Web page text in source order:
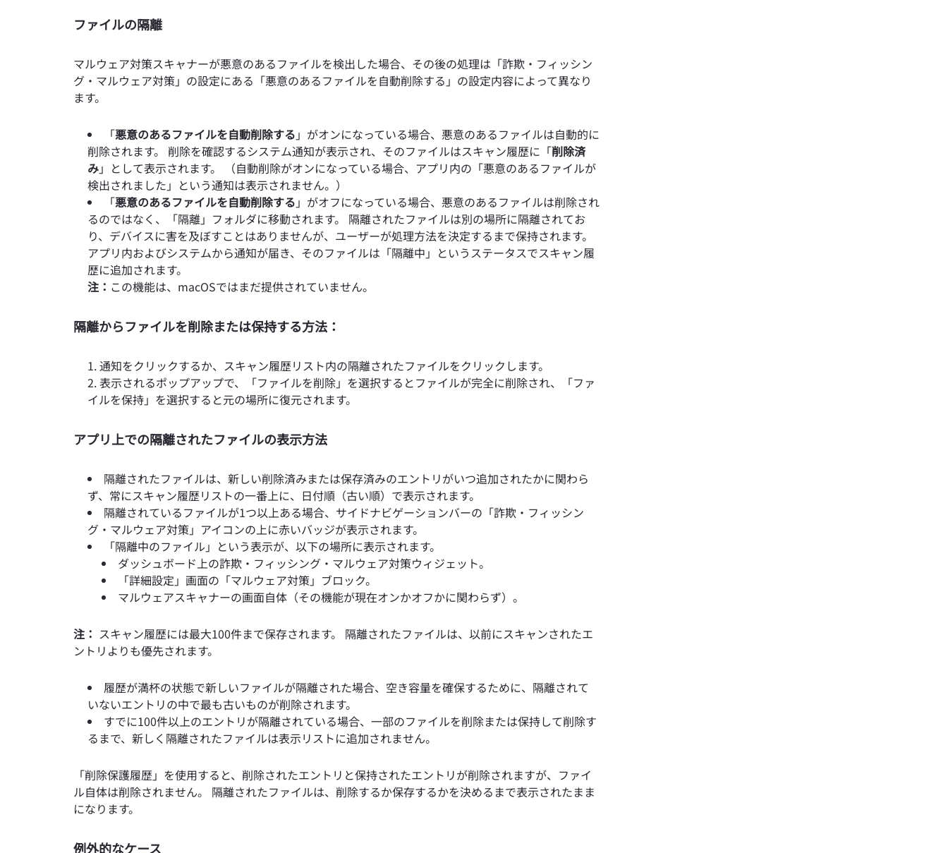
ファイルの隔離
マルウェア対策スキャナーが悪意のあるファイルを検出した場合、その後の処理は「詐欺・フィッシン
グ・マルウェア対策」の設定にある「悪意のあるファイルを自動削除する」の設定内容によって異なり
ます。
「悪意のあるファイルを自動削除する 」がオンになっている場合、悪意のあるファイルは自動的に
削除されます。 削除を確認するシステム通知が表示され、そのファイルはスキャン履歴に「削除済
み」として表示されます。 （自動削除がオンになっている場合、アプリ内の「悪意のあるファイルが
検出されました」という通知は表示されません。）
「悪意のあるファイルを自動削除する 」がオフになっている場合、悪意のあるファイルは削除され
るのではなく、「隔離」フォルダに移動されます。 隔離されたファイルは別の場所に隔離されてお
り、デバイスに害を及ぼすことはありませんが、ユーザーが処理方法を決定するまで保持されます。
アプリ内およびシステムから通知が届き、そのファイルは「隔離中」というステータスでスキャン履
歴に追加されます。
注： この機能は、macOSではまだ提供されていません。
隔離からファイルを削除または保持する方法：
通知をクリックするか、スキャン履歴リスト内の隔離されたファイルをクリックします。
表示されるポップアップで、「ファイルを削除」を選択するとファイルが完全に削除され、「ファ
イルを保持」を選択すると元の場所に復元されます。
アプリ上での隔離されたファイルの表示方法
隔離されたファイルは、新しい削除済みまたは保存済みのエントリがいつ追加されたかに関わら
ず、常にスキャン履歴リストの一番上に、日付順（古い順）で表示されます。
隔離されているファイルが1つ以上ある場合、サイドナビゲーションバーの「詐欺・フィッシン
グ・マルウェア対策」アイコンの上に赤いバッジが表示されます。
「隔離中のファイル」という表示が、以下の場所に表示されます。
ダッシュボード上の詐欺・フィッシング・マルウェア対策ウィジェット。
「詳細設定」画面の「マルウェア対策」ブロック。
マルウェアスキャナーの画面自体（その機能が現在オンかオフかに関わらず）。
注： スキャン履歴には最大100件まで保存されます。 隔離されたファイルは、以前にスキャンされたエ
ントリよりも優先されます。
履歴が満杯の状態で新しいファイルが隔離された場合、空き容量を確保するために、隔離されて
いないエントリの中で最も古いものが削除されます。
すでに100件以上のエントリが隔離されている場合、一部のファイルを削除または保持して削除す
るまで、新しく隔離されたファイルは表示リストに追加されません。
「削除保護履歴」を使用すると、削除されたエントリと保持されたエントリが削除されますが、ファイ
ル自体は削除されません。 隔離されたファイルは、削除するか保存するかを決めるまで表示されたまま
になります。
例外的なケース